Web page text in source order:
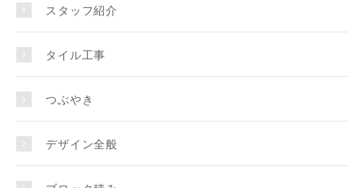
スタッフ紹介
タイル工事
つぶやき
デザイン全般